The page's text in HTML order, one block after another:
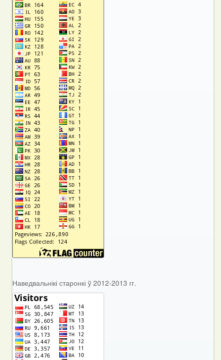
Наведвальнікі старонкі ў 2012-2013 гг.